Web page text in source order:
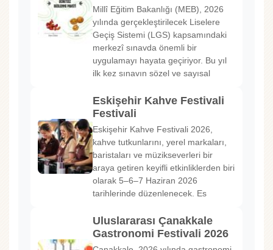
Millî Eğitim Bakanlığı (MEB), 2026
yılında gerçekleştirilecek Liselere
Geçiş Sistemi (LGS) kapsamındaki
merkezî sınavda önemli bir
uygulamayı hayata geçiriyor. Bu yıl
ilk kez sınavın sözel ve sayısal
Eskişehir Kahve Festivali
Festivali
Eskişehir Kahve Festivali 2026,
kahve tutkunlarını, yerel markaları,
baristaları ve müzikseverleri bir
araya getiren keyifli etkinliklerden biri
olarak 5–6–7 Haziran 2026
tarihlerinde düzenlenecek. Es
Uluslararası Çanakkale
Gastronomi Festivali 2026